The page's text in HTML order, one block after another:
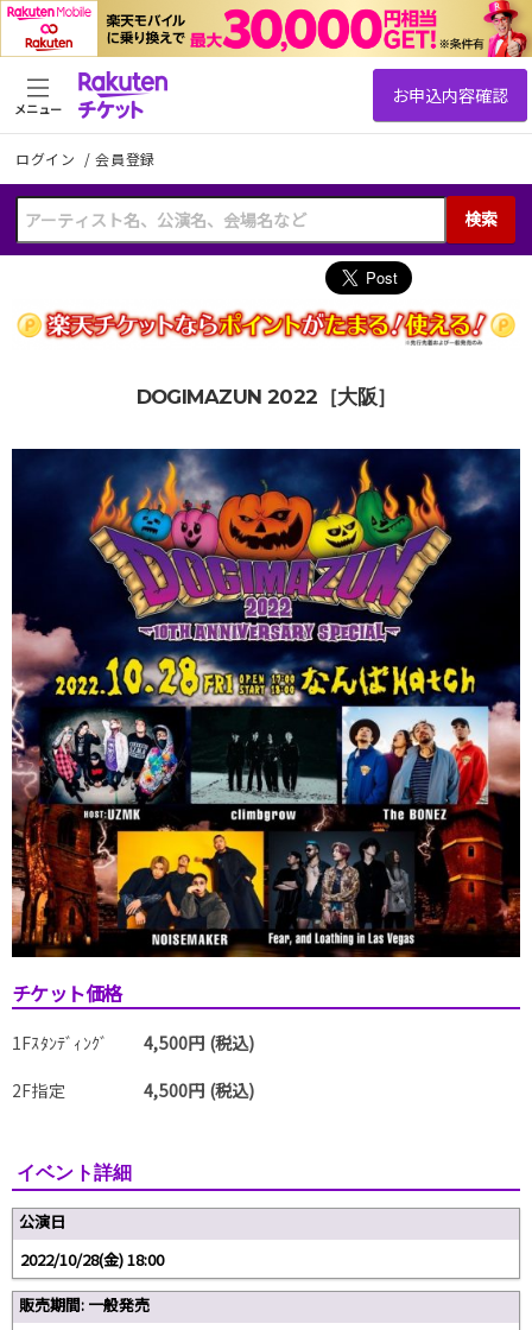
ログイン /会員登録
検索
メニュー
DOGIMAZUN 2022［大阪］
チケット価格
1Fｽﾀﾝﾃﾞｨﾝｸﾞ
4,500円 (税込)
2F指定
4,500円 (税込)
イベント詳細
公演日
2022/10/28(金) 18:00
販売期間: 一般発売